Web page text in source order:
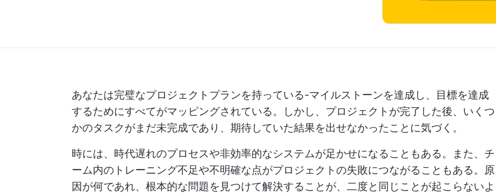
あなたは完璧なプロジェクトプランを持っている-マイルストーンを達成し、目標を達成
するためにすべてがマッピングされている。しかし、プロジェクトが完了した後、いくつ
かのタスクがまだ未完成であり、期待していた結果を出せなかったことに気づく。
時には、時代遅れのプロセスや非効率的なシステムが足かせになることもある。また、チ
ーム内のトレーニング不足や不明確な点がプロジェクトの失敗につながることもある。原
因が何であれ、根本的な問題を見つけて解決することが、二度と同じことが起こらないよ